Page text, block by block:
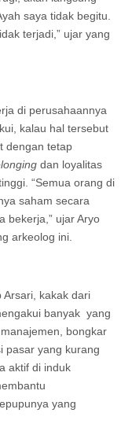
saya tidak begitu.
terjadi,” ujar yang
di perusahaannya
kalau hal tersebut
dengan tetap
dan loyalitas
“Semua orang di
saham secara
bekerja,” ujar Aryo
arkeolog ini.
Arsari, kakak dari
banyak yang
bongkar
pasar yang kurang
aktif di induk
yang